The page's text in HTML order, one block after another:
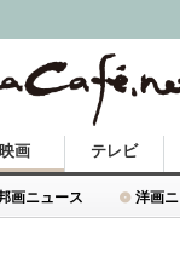
映画
画ニュース 洋画
テレビ